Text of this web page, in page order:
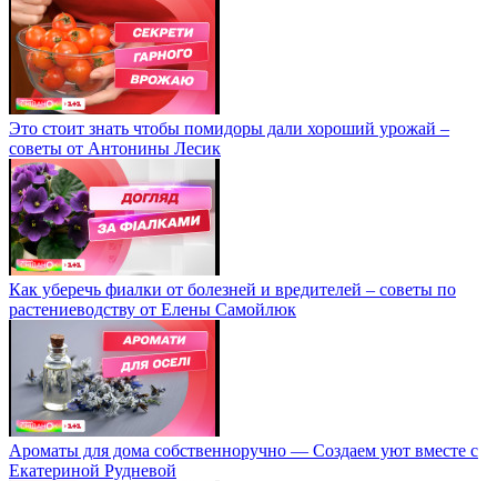
Это стоит знать чтобы помидоры дали хороший урожай –
советы от Антонины Лесик
Как уберечь фиалки от болезней и вредителей – советы по
растениеводству от Елены Самойлюк
Ароматы для дома собственноручно — Создаем уют вместе с
Екатериной Рудневой